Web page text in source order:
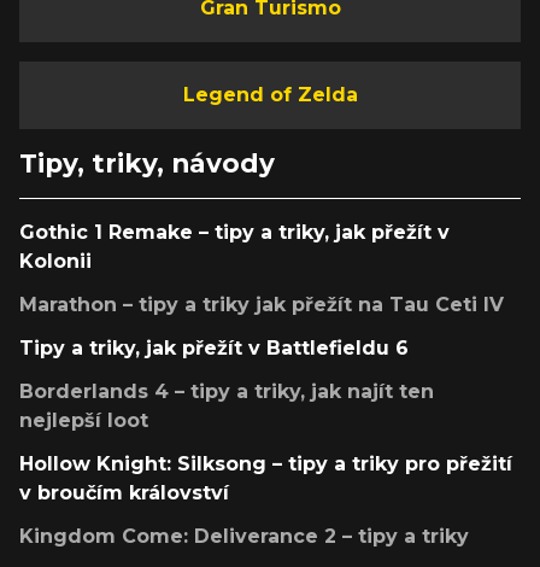
Gran Turismo
Legend of Zelda
Tipy, triky, návody
Gothic 1 Remake – tipy a triky, jak přežít v
Kolonii
Marathon – tipy a triky jak přežít na Tau Ceti IV
Tipy a triky, jak přežít v Battlefieldu 6
Borderlands 4 – tipy a triky, jak najít ten
nejlepší loot
Hollow Knight: Silksong – tipy a triky pro přežití
v broučím království
Kingdom Come: Deliverance 2 – tipy a triky